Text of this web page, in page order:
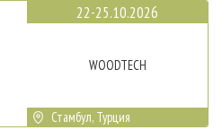
22-25.10.2026
WOODTECH
Стамбул, Турция